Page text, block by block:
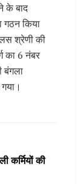
के बाद
गठन किया
श्रेणी की
का 6 नंबर
बंगला
कर्मियों की